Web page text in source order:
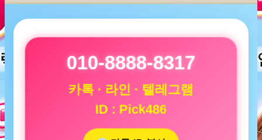
010-8888-8317
카톡 · 라인 · 텔레그램
ID : Pick486